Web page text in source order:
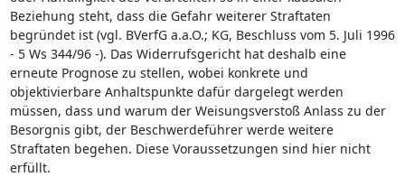
Beziehung steht, dass die Gefahr weiterer Straftaten
begründet ist (vgl. BVerfG a.a.O.; KG, Beschluss vom 5. Juli 1996
- 5 Ws 344/96 -). Das Widerrufsgericht hat deshalb eine
erneute Prognose zu stellen, wobei konkrete und
objektivierbare Anhaltspunkte dafür dargelegt werden
müssen, dass und warum der Weisungsverstoß Anlass zu der
Besorgnis gibt, der Beschwerdeführer werde weitere
Straftaten begehen. Diese Voraussetzungen sind hier nicht
erfüllt.